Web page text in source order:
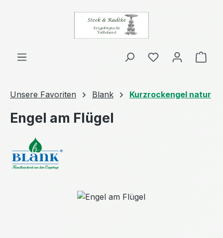
Zum Hauptinhalt springen
Unsere Favoriten Blank Kurzrockengel natur
Engel am Flügel
Bildergalerie überspringen